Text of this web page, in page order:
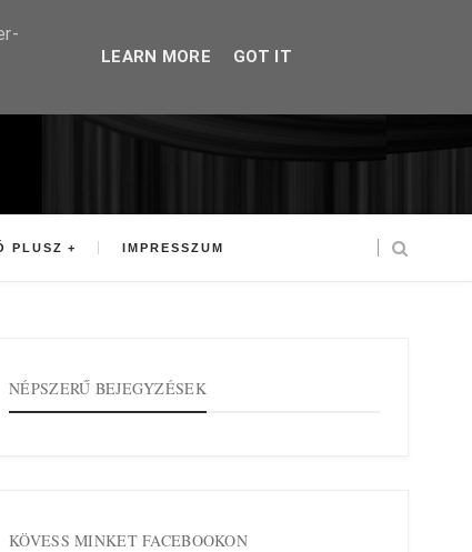
PLUSZ IMPRESSZUM
NÉPSZERŰ BEJEGYZÉSEK
KÖVESS MINKET FACEBOOKON
LEARN MORE GOT IT